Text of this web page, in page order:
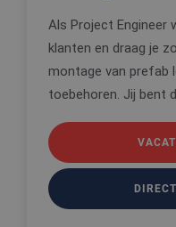
Als Project Engineer
klanten en draag je
montage van prefab
toebehoren. Jij bent